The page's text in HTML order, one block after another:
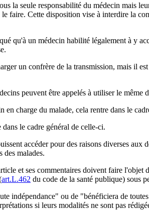
la seule responsabilité du médecin mais
faire. Cette disposition vise à interdire la
qu'à un médecin habilité légalement à y
un confrère de la transmission, mais il
peuvent être appelés à utiliser le même
en charge du malade, cela rentre dans le
le cadre général de celle-ci.
accéder pour des raisons diverses
des malades.
et ses commentaires doivent faire
art.L.462 du code de la santé publique) sous
indépendance" ou de "bénéficiera de
si leurs modalités ne sont pas